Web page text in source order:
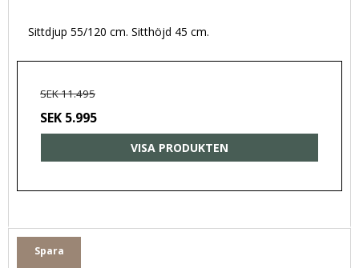
Sittdjup 55/120 cm. Sitthöjd 45 cm.
SEK 11.495
SEK 5.995
VISA PRODUKTEN
Spara